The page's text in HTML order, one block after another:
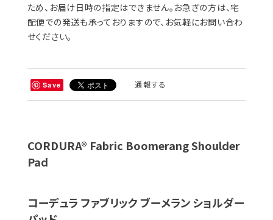
ため、お届け日時の指定はできません。お急ぎの方は、宅
配便での発送も承っておりますので、お気軽にお問い合わ
せください。
Save 通報する
CORDURA® Fabric Boomerang Shoulder
Pad
コーデュラ ファブリック ブーメラン ショルダー